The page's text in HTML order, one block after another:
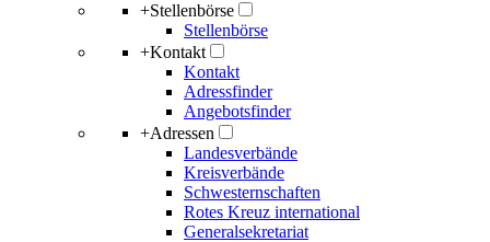
+Stellenbörse
Stellenbörse
+Kontakt
Kontakt
Adressfinder
Angebotsfinder
+Adressen
Landesverbände
Kreisverbände
Schwesternschaften
Rotes Kreuz international
Generalsekretariat